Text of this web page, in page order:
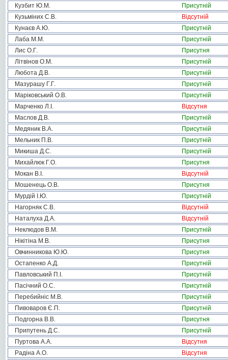
Кузбит Ю.М.
Присутній
Кузьміних С.В.
Відсутній
Кунаєв А.Ю.
Присутній
Лаба М.М.
Присутній
Лис О.Г.
Присутня
Літвінов О.М.
Присутній
Любота Д.В.
Присутній
Мазурашу Г.Г.
Присутній
Маріковський О.В.
Присутній
Марченко Л.І.
Відсутня
Маслов Д.В.
Присутній
Медяник В.А.
Присутній
Мельник П.В.
Присутній
Микиша Д.С.
Присутній
Михайлюк Г.О.
Присутня
Мокан В.І.
Відсутній
Мошенець О.В.
Присутня
Мурдій І.Ю.
Присутній
Нагорняк С.В.
Відсутній
Наталуха Д.А.
Відсутній
Неклюдов В.М.
Присутній
Нікітіна М.В.
Присутня
Овчинникова Ю.Ю.
Присутня
Остапенко А.Д.
Присутній
Павловський П.І.
Присутній
Пасічний О.С.
Присутній
Перебийніс М.В.
Присутній
Пивоваров Є.П.
Присутній
Подгорна В.В.
Присутня
Припутень Д.С.
Присутній
Пуртова А.А.
Відсутня
Радіна А.О.
Відсутня